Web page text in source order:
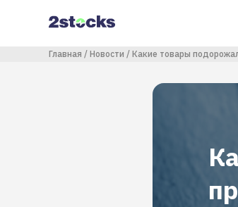
содержанию
Строка навигации
Главная Новости Какие товары